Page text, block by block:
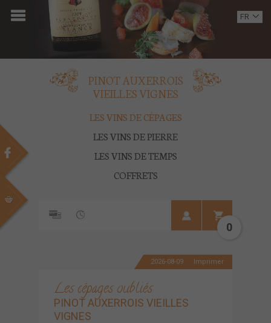
ACCUEIL
DOMAINE
VINS
MULTIMEDIA
CONTACT
FR
PINOT AUXERROIS
VIEILLES VIGNES
LES VINS DE CÉPAGES
LES VINS DE PIERRE
LES VINS DE TEMPS
COFFRETS
0
2026-08-09 Imprimer
Les cépages oubliés
PINOT AUXERROIS VIEILLES
VIGNES